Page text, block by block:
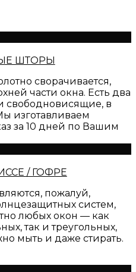
ШТОРЫ
сворачивается,
части окна. Есть два
свободновисящие, в
изготавливаем
за 10 дней по Вашим
/ ГОФРЕ
пожалуй,
систем,
любых окон — как
так и треугольных,
мыть и даже стирать.